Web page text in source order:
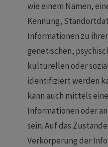
wie einem Namen,
Kennung,
Informationen zu
genetischen,
kulturellen oder
identifiziert werden
kann auch mittels
Informationen oder
sein. Auf das
Verkörperung der